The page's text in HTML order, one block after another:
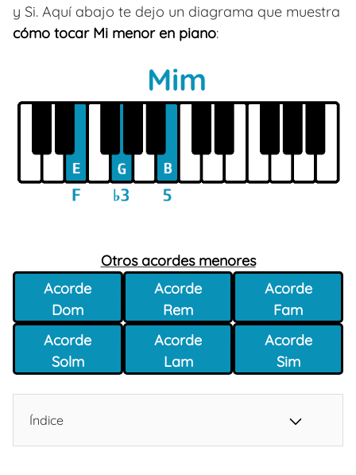
y Si. Aquí abajo te dejo un diagrama que muestra
cómo tocar Mi menor en piano:
Otros acordes menores
Acorde
Dom
Acorde
Rem
Acorde
Fam
Acorde
Solm
Acorde
Lam
Acorde
Sim
Índice